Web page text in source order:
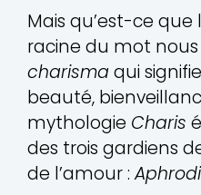
Mais qu’est-ce que
racine du mot
charisma qui
beauté,
mythologie Charis
des trois gardiens
de l’amour :